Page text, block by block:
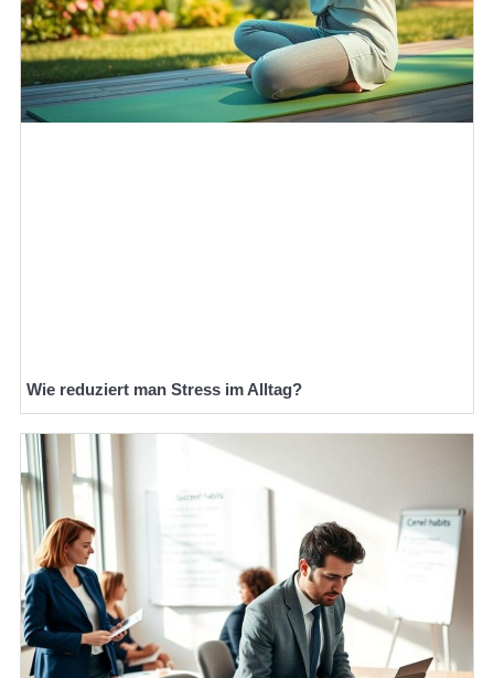
Wie reduziert man Stress im Alltag?